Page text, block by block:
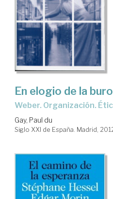
Sociología
política
En elogio de la
Weber. Organización.
Gay, Paul du
Siglo XXI de España. Madrid,